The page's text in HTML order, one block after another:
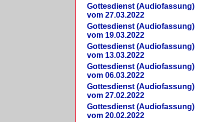
Gottesdienst (Audiofassung)
vom 27.03.2022
Gottesdienst (Audiofassung)
vom 19.03.2022
Gottesdienst (Audiofassung)
vom 13.03.2022
Gottesdienst (Audiofassung)
vom 06.03.2022
Gottesdienst (Audiofassung)
vom 27.02.2022
Gottesdienst (Audiofassung)
vom 20.02.2022